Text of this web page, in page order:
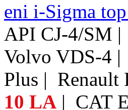
eni i-Sigma
API CJ-4/SM
Volvo VDS-4
Plus |
10 LA | CAT